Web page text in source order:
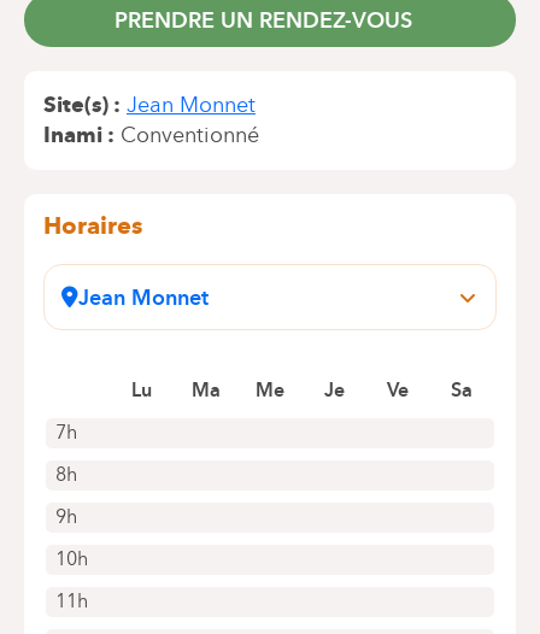
PRENDRE UN RENDEZ-VOUS
Site(s)
Jean Monnet
Inami
Conventionné
Horaires
Jean Monnet
Avenue Jean Monnet, 12
Prendre rendez-vous en ligne
7h
8h
9h
10h
11h
Lu Ma Me Je Ve Sa